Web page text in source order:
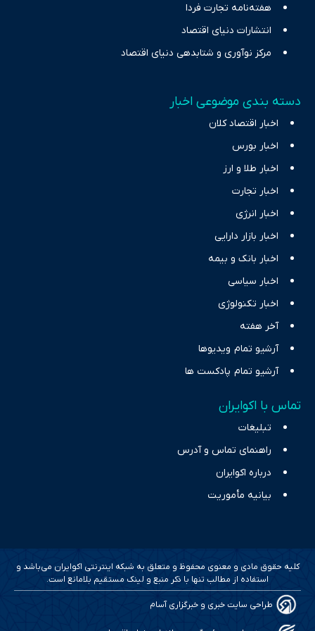
هفته‌نامه تجارت فردا
انتشارات دنیای اقتصاد
مرکز نوآوری و شتابدهی دنیای اقتصاد
دسته بندی موضوعی اخبار
اخبار اقتصاد کلان
اخبار بورس
اخبار طلا و ارز
اخبار تجارت
اخبار انرژی
اخبار بازار دارایی
اخبار بانک و بیمه
اخبار سیاسی
اخبار تکنولوژی
آخر هفته
آرشیو تمام ویدیوها
آرشیو تمام پادکست ها
تماس با اکوایران
تبلیغات
راهنمای تماس و آدرس
درباره اکوایران
بیانیه مأموریت
کلیه حقوق مادی و معنوی محفوظ و متعلق به شبکه اینترنتی اکوایران می‌باشد و
استفاده از مطالب تنها با ذکر منبع و لینک مستقیم بلامانع است.
طراحی سایت خبری و خبرگزاری آسام